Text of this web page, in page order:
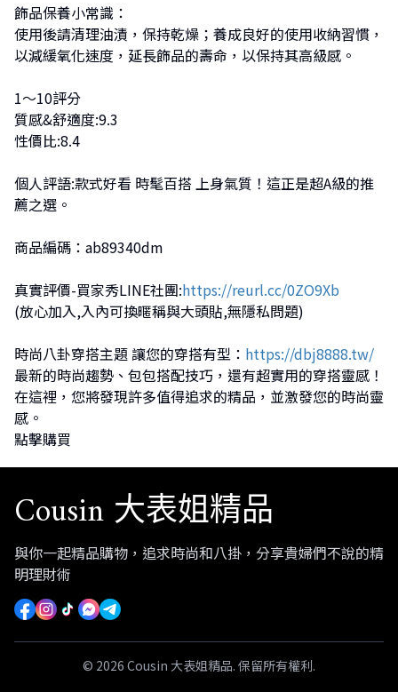
飾品保養小常識：
使用後請清理油漬，保持乾燥；養成良好的使用收納習慣，
以減緩氧化速度，延長飾品的壽命，以保持其高級感。
1～10評分
質感&舒適度:9.3
性價比:8.4
個人評語:款式好看 時髦百搭 上身氣質！這正是超A級的推
薦之選。
商品編碼：ab89340dm
真實評價-買家秀LINE社團:https://reurl.cc/0ZO9Xb
(放心加入,入內可換暱稱與大頭貼,無隱私問題)
時尚八卦穿搭主題 讓您的穿搭有型： https://dbj8888.tw/
最新的時尚趨勢、包包搭配技巧，還有超實用的穿搭靈感！
在這裡，您將發現許多值得追求的精品，並激發您的時尚靈
感。
點擊購買
Cousin 大表姐精品
與你一起精品購物，追求時尚和八掛，分享貴婦們不說的精
明理財術
© 2026 Cousin 大表姐精品. 保留所有權利.